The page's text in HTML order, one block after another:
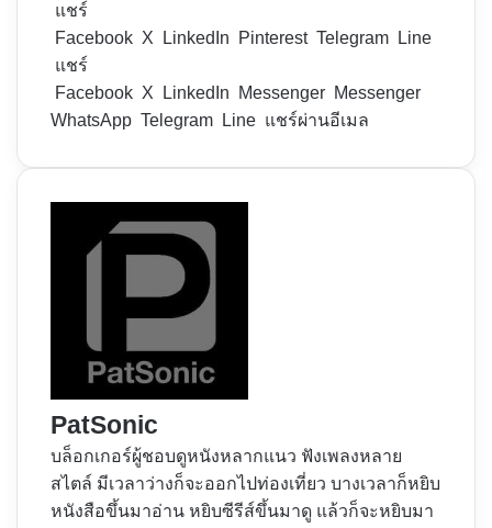
แชร์
Facebook X LinkedIn Pinterest Telegram
Line
แชร์
Facebook X LinkedIn Messenger Messenger
WhatsApp Telegram Line แชร์ผ่านอีเมล
PatSonic
บล็อกเกอร์ผู้ชอบดูหนังหลากแนว ฟังเพลงหลาย
สไตล์ มีเวลาว่างก็จะออกไปท่องเที่ยว บางเวลาก็หยิบ
หนังสือขึ้นมาอ่าน หยิบซีรีส์ขึ้นมาดู แล้วก็จะหยิบมา